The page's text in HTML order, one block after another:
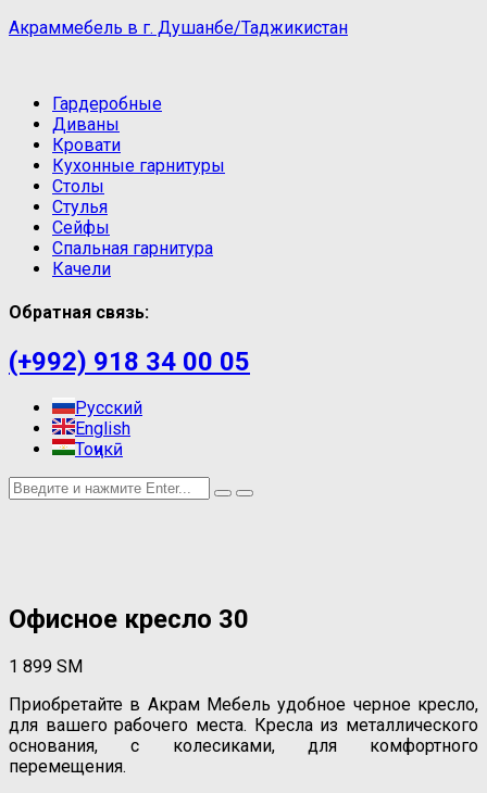
Акраммебель в г. Душанбе/Таджикистан
Гардеробные
Диваны
Кровати
Кухонные гарнитуры
Столы
Стулья
Сейфы
Спальная гарнитура
Качели
Обратная связь:
(+992) 918 34 00 05
Русский
English
Тоҷикӣ
Oфисное кресло 30
1 899 ЅМ
Приобретайте в Акрам Мебель удобное черное кресло,
для вашего рабочего места. Кресла из металлического
основания, с колесиками, для комфортного
перемещения.